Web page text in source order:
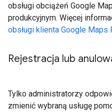
obsługi obciążeń Google
produkcyjnym. Więcej
obsługi klienta Google Maps
Rejestracja lub
Tylko administratorzy
zmienić wybraną usługę